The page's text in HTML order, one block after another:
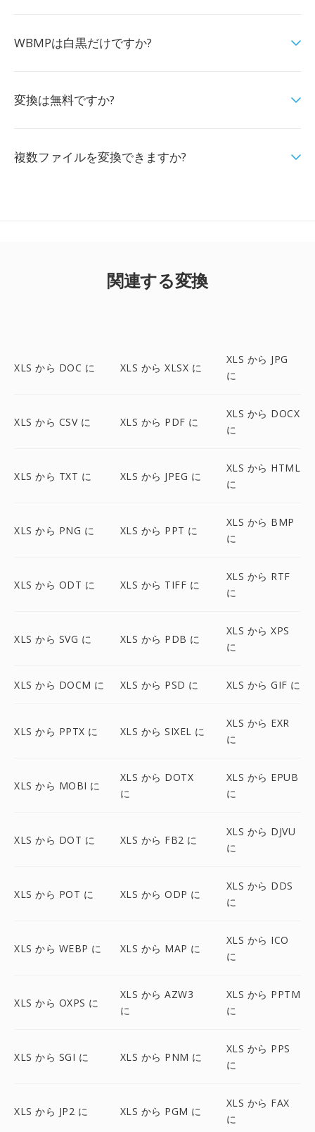
WBMPは白黒だけですか?
変換は無料ですか?
複数ファイルを変換できますか?
関連する変換
XLS から DOC に XLS から XLSX に
XLS から JPG
に
XLS から CSV に XLS から PDF に
XLS から DOCX
に
XLS から TXT に XLS から JPEG に
XLS から HTML
に
XLS から PNG に XLS から PPT に
XLS から BMP
に
XLS から ODT に XLS から TIFF に
XLS から RTF
に
XLS から SVG に XLS から PDB に
XLS から XPS
に
XLS から DOCM に XLS から PSD に XLS から GIF に
XLS から PPTX に XLS から SIXEL に
XLS から EXR
に
XLS から MOBI に
XLS から DOTX
に
XLS から EPUB
に
XLS から DOT に XLS から FB2 に
XLS から DJVU
に
XLS から POT に XLS から ODP に
XLS から DDS
に
XLS から WEBP に XLS から MAP に
XLS から ICO
に
XLS から OXPS に
XLS から AZW3
に
XLS から PPTM
に
XLS から SGI に XLS から PNM に
XLS から PPS
に
XLS から JP2 に XLS から PGM に
XLS から FAX
に